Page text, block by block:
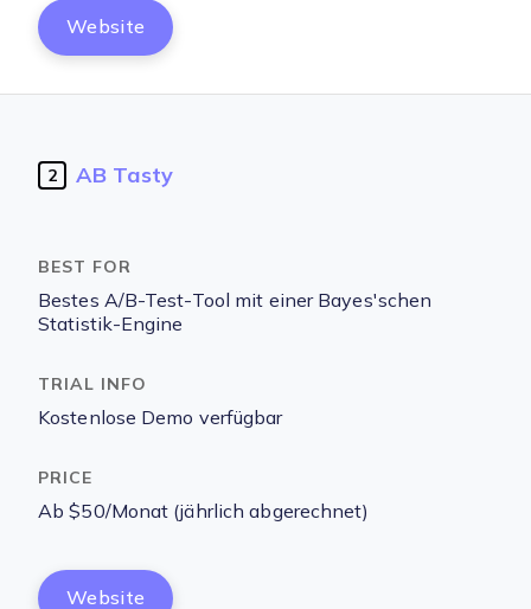
Website
2 AB Tasty
Bestes A/B-Test-Tool mit einer Bayes'schen
Statistik-Engine
Kostenlose Demo verfügbar
Ab $50/Monat (jährlich abgerechnet)
Website